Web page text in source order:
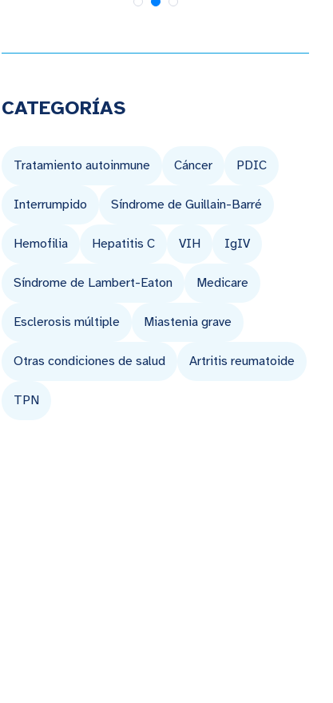
CATEGORÍAS
Tratamiento autoinmune Cáncer PDIC
Interrumpido Síndrome de Guillain-Barré
Hemofilia Hepatitis C VIH IgIV
Síndrome de Lambert-Eaton Medicare
Esclerosis múltiple Miastenia grave
Otras condiciones de salud Artritis reumatoide
TPN